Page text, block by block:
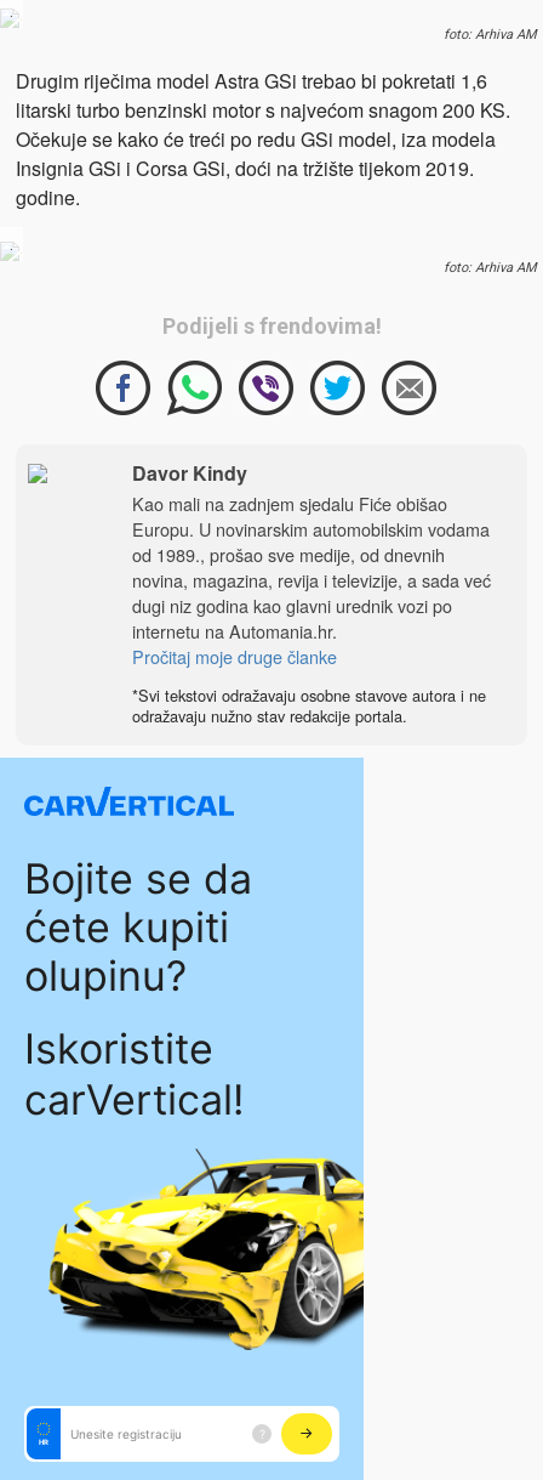
.
foto: Arhiva AM
Drugim riječima model Astra GSi trebao bi pokretati 1,6
litarski turbo benzinski motor s najvećom snagom 200 KS.
Očekuje se kako će treći po redu GSi model, iza modela
Insignia GSi i Corsa GSi, doći na tržište tijekom 2019.
godine.
.
foto: Arhiva AM
Podijeli s frendovima!
Davor Kindy
Kao mali na zadnjem sjedalu Fiće obišao
Europu. U novinarskim automobilskim vodama
od 1989., prošao sve medije, od dnevnih
novina, magazina, revija i televizije, a sada već
dugi niz godina kao glavni urednik vozi po
internetu naAutomania.hr.
Pročitaj moje druge članke
*Svi tekstovi odražavaju osobne stavove autora i ne
odražavaju nužno stav redakcije portala.